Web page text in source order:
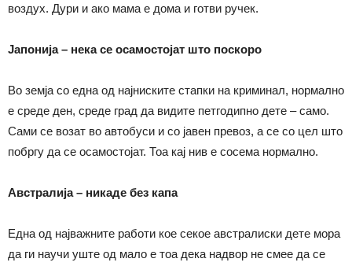
воздух. Дури и ако мама е дома и готви ручек.
Јапонија – нека се осамостојат што поскоро
Во земја со една од најниските стапки на криминал, нормално
е среде ден, среде град да видите петгодипно дете – само.
Сами се возат во автобуси и со јавен превоз, а се со цел што
побргу да се осамостојат. Тоа кај нив е сосема нормално.
Австралија– никаде без капа
Една од најважните работи кое секое австралиски дете мора
да ги научи уште од мало е тоа дека надвор не смее да се